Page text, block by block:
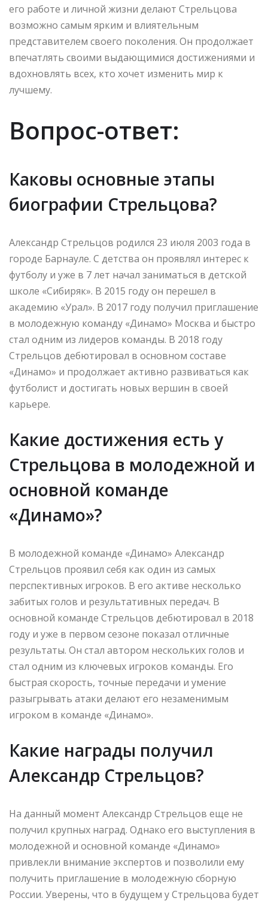
его работе и личной жизни делают Стрельцова
возможно самым ярким и влиятельным
представителем своего поколения. Он продолжает
впечатлять своими выдающимися достижениями и
вдохновлять всех, кто хочет изменить мир к
лучшему.
Вопрос-ответ:
Каковы основные этапы
биографии Стрельцова?
Александр Стрельцов родился 23 июля 2003 года в
городе Барнауле. С детства он проявлял интерес к
футболу и уже в 7 лет начал заниматься в детской
школе «Сибиряк». В 2015 году он перешел в
академию «Урал». В 2017 году получил приглашение
в молодежную команду «Динамо» Москва и быстро
стал одним из лидеров команды. В 2018 году
Стрельцов дебютировал в основном составе
«Динамо» и продолжает активно развиваться как
футболист и достигать новых вершин в своей
карьере.
Какие достижения есть у
Стрельцова в молодежной и
основной команде
«Динамо»?
В молодежной команде «Динамо» Александр
Стрельцов проявил себя как один из самых
перспективных игроков. В его активе несколько
забитых голов и результативных передач. В
основной команде Стрельцов дебютировал в 2018
году и уже в первом сезоне показал отличные
результаты. Он стал автором нескольких голов и
стал одним из ключевых игроков команды. Его
быстрая скорость, точные передачи и умение
разыгрывать атаки делают его незаменимым
игроком в команде «Динамо».
Какие награды получил
Александр Стрельцов?
На данный момент Александр Стрельцов еще не
получил крупных наград. Однако его выступления в
молодежной и основной команде «Динамо»
привлекли внимание экспертов и позволили ему
получить приглашение в молодежную сборную
России. Уверены, что в будущем у Стрельцова будет